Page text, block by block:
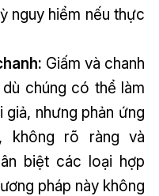
nguy hiểm nếu thực
Giấm và chanh
chúng có thể làm
nhưng phản ứng
không rõ ràng và
biệt các loại hợp
pháp này không